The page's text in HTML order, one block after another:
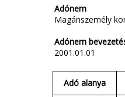
Adónem
Magánszemély
Adónem
2001.01.01
Adó alanya